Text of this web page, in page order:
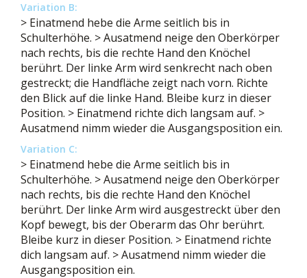
Variation B:
> Einatmend hebe die Arme seitlich bis in
Schulterhöhe. > Ausatmend neige den Oberkörper
nach rechts, bis die rechte Hand den Knöchel
berührt. Der linke Arm wird senkrecht nach oben
gestreckt; die Handfläche zeigt nach vorn. Richte
den Blick auf die linke Hand. Bleibe kurz in dieser
Position. > Einatmend richte dich langsam auf. >
Ausatmend nimm wieder die Ausgangsposition ein.
Variation C:
> Einatmend hebe die Arme seitlich bis in
Schulterhöhe. > Ausatmend neige den Oberkörper
nach rechts, bis die rechte Hand den Knöchel
berührt. Der linke Arm wird ausgestreckt über den
Kopf bewegt, bis der Oberarm das Ohr berührt.
Bleibe kurz in dieser Position. > Einatmend richte
dich langsam auf. > Ausatmend nimm wieder die
Ausgangsposition ein.